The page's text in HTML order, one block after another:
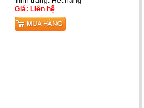
Giá: Liên hệ